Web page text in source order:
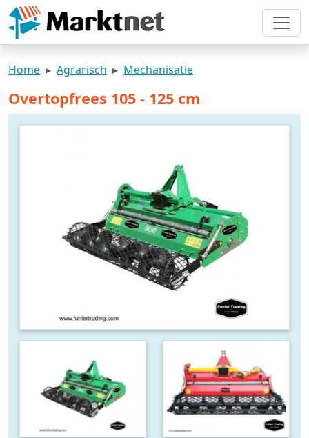
Home Agrarisch Mechanisatie
Overtopfrees 105 - 125 cm